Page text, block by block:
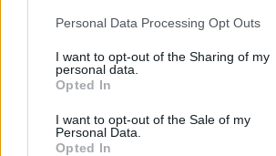
Personal Data Processing Opt Outs
I want to opt-out of the Sharing of my
personal data.
Opted In
I want to opt-out of the Sale of my
Personal Data.
Opted In
nebudou tolerovány.
Luboš Pavlovič: Veřejnost může do
připomínkovat plavební kanál u
3.8.2026
Diskuse: 16